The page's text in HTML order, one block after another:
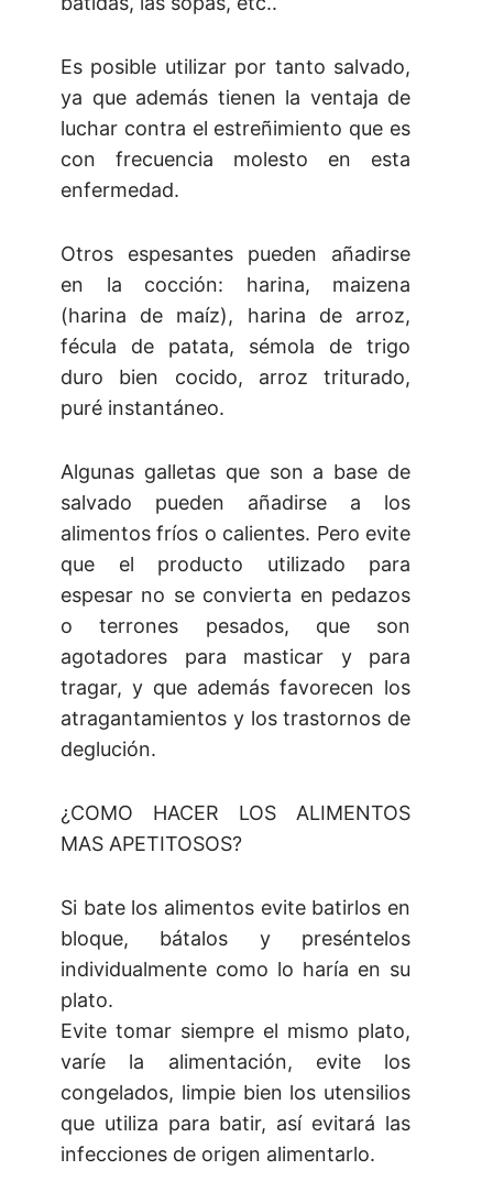
Es posible utilizar por tanto salvado,
ya que además tienen la ventaja de
luchar contra el estreñimiento que es
con frecuencia molesto en esta
enfermedad.
Otros espesantes pueden añadirse
en la cocción: harina, maizena
(harina de maíz), harina de arroz,
fécula de patata, sémola de trigo
duro bien cocido, arroz triturado,
puré instantáneo.
Algunas galletas que son a base de
salvado pueden añadirse a los
alimentos fríos o calientes. Pero evite
que el producto utilizado para
espesar no se convierta en pedazos
o terrones pesados, que son
agotadores para masticar y para
tragar, y que además favorecen los
atragantamientos y los trastornos de
deglución.
¿COMO HACER LOS ALIMENTOS
MAS APETITOSOS?
Si bate los alimentos evite batirlos en
bloque, bátalos y preséntelos
individualmente como lo haría en su
plato.
Evite tomar siempre el mismo plato,
varíe la alimentación, evite los
congelados, limpie bien los utensilios
que utiliza para batir, así evitará las
infecciones de origen alimentarlo.